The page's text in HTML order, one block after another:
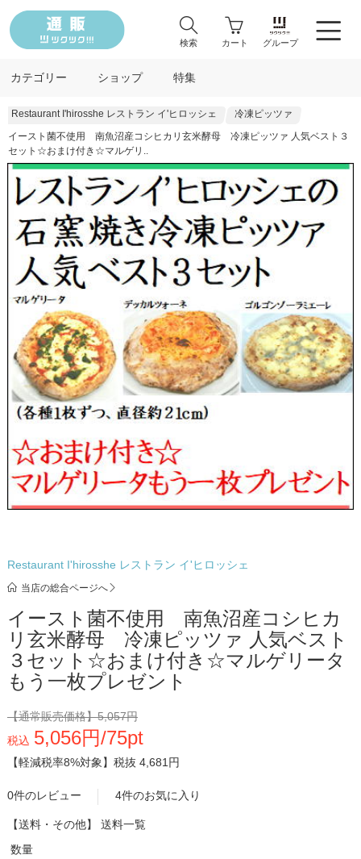
検索 カート グループ
カテゴリー ショップ 特集
Restaurant I'hirosshe レストラン イ'ヒロッシェ
冷凍ピッツァ
イースト菌不使用 南魚沼産コシヒカリ玄米酵母 冷凍ピッツァ 人気ベスト３
セット☆おまけ付き☆マルゲリ..
Restaurant I'hirosshe レストラン イ'ヒロッシェ
当店の総合ページへ
イースト菌不使用 南魚沼産コシヒカ
リ玄米酵母 冷凍ピッツァ 人気ベスト
３セット☆おまけ付き☆マルゲリータ
もう一枚プレゼント
【通常販売価格】5,057円
税込 5,056円/75pt
【軽減税率8%対象】 税抜 4,681円
0件のレビュー 4件のお気に入り
【送料・その他】 送料一覧
数量